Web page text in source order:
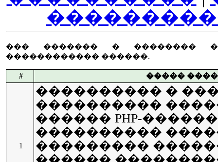
��� ������� � ��������
������������ ������.
# �����
1
���������� �
���������� �����
������ PHP-
����������
���������